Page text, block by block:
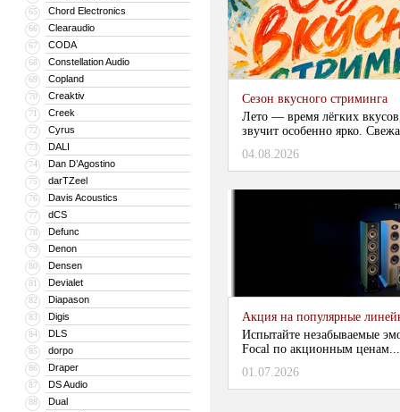
65 Chord Electronics
66 Clearaudio
67 CODA
68 Constellation Audio
69 Copland
70 Creaktiv
71 Creek
72 Cyrus
73 DALI
74 Dan D’Agostino
75 darTZeel
76 Davis Acoustics
77 dCS
78 Defunc
79 Denon
80 Densen
81 Devialet
82 Diapason
83 Digis
84 DLS
85 dorpo
86 Draper
87 DS Audio
88 Dual
Сезон вкусного стриминга
Лето — время лёгких
звучит особенно ярко.
04.08.2026
Акция на популярные
Испытайте незабываемые
Focal по акционным
01.07.2026